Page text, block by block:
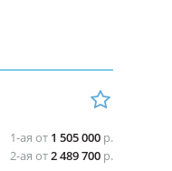
1-ая от 1 505 000 р.
2-ая от2 489 700 р.